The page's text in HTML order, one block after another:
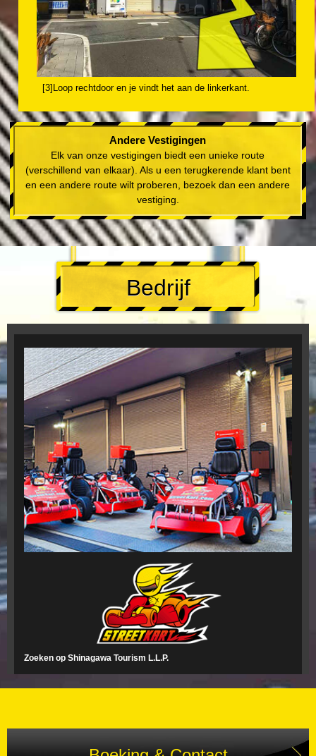
[3]Loop rechtdoor en je vindt het aan de linkerkant.
Andere Vestigingen
Elk van onze vestigingen biedt een unieke route
(verschillend van elkaar). Als u een terugkerende klant bent
en een andere route wilt proberen, bezoek dan een andere
vestiging.
Bedrijf
Zoeken op Shinagawa Tourism L.L.P.